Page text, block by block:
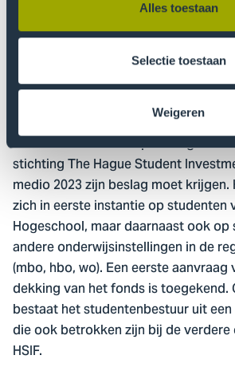
Alles toestaan
Selectie toestaan
Weigeren
aantal andere hogescholen. Een
oprichten van een Centrum voor
welke breed toegankelijk is voor alle
studenten van de Haagse
Een belangrijke stap is het besluit
verankeren door de oprichting van
stichting The Hague Student
medio 2023 zijn beslag moet
zich in eerste instantie op studenten
Hogeschool, maar daarnaast ook
andere onderwijsinstellingen in de
(mbo, hbo, wo). Een eerste
dekking van het fonds is
bestaat het studentenbestuur uit
die ook betrokken zijn bij de
HSIF.